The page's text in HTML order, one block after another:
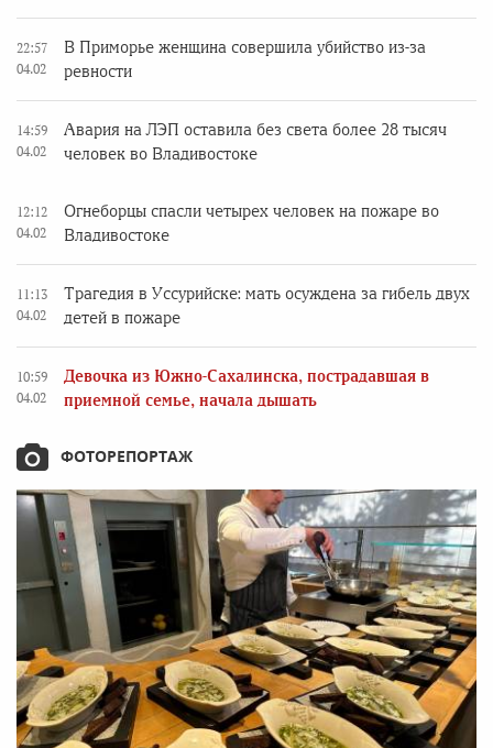
22:57
04.02
В Приморье женщина совершила убийство из-за
ревности
14:59
04.02
Авария на ЛЭП оставила без света более 28 тысяч
человек во Владивостоке
12:12
04.02
Огнеборцы спасли четырех человек на пожаре во
Владивостоке
11:13
04.02
Трагедия в Уссурийске: мать осуждена за гибель двух
детей в пожаре
10:59
04.02
Девочка из Южно-Сахалинска, пострадавшая в
приемной семье, начала дышать
ФОТОРЕПОРТАЖ